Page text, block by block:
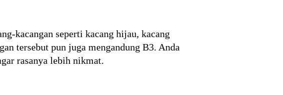
kacangan seperti kacang hijau, kacang
tersebut pun juga mengandung B3. Anda
rasanya lebih nikmat.